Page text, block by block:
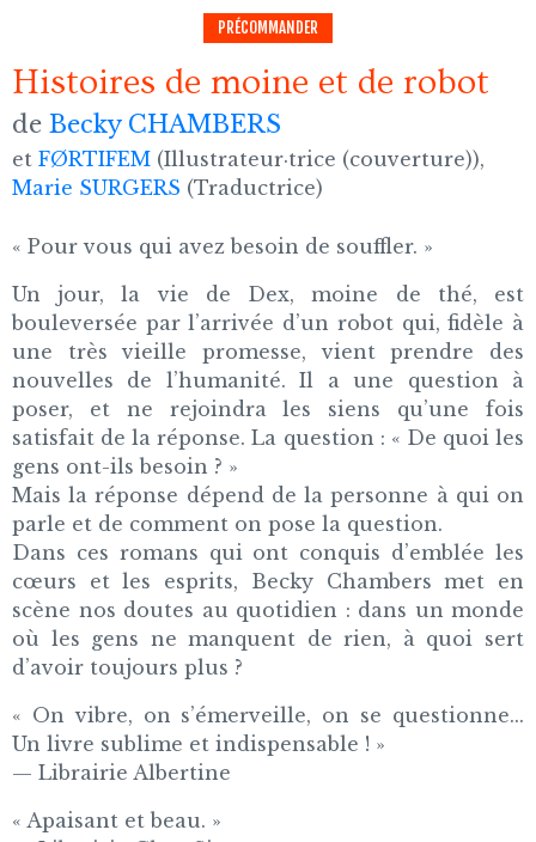
PRÉCOMMANDER
Histoires de moine et de robot
de Becky CHAMBERS
et FØRTIFEM (Illustrateur·trice (couverture)),
Marie SURGERS (Traductrice)
« Pour vous qui avez besoin de souffler. »
Un jour, la vie de Dex, moine de thé, est
bouleversée par l’arrivée d’un robot qui, fidèle à
une très vieille promesse, vient prendre des
nouvelles de l’humanité. Il a une question à
poser, et ne rejoindra les siens qu’une fois
satisfait de la réponse. La question : « De quoi les
gens ont-ils besoin ? »
Mais la réponse dépend de la personne à qui on
parle et de comment on pose la question.
Dans ces romans qui ont conquis d’emblée les
cœurs et les esprits, Becky Chambers met en
scène nos doutes au quotidien : dans un monde
où les gens ne manquent de rien, à quoi sert
d’avoir toujours plus ?
« On vibre, on s’émerveille, on se questionne...
Un livre sublime et indispensable ! »
— Librairie Albertine
« Apaisant et beau. »